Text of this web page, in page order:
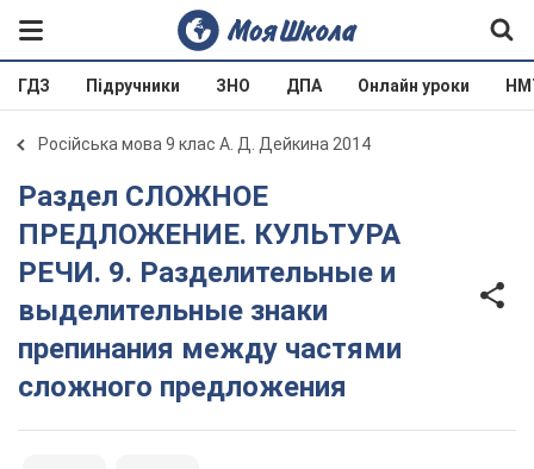
ГДЗ Підручники ЗНО ДПА Онлайн уроки
Російська мова 9 клас А. Д. Дейкина 2014
Раздел СЛОЖНОЕ
ПРЕДЛОЖЕНИЕ. КУЛЬТУРА
РЕЧИ. 9. Разделительные и
выделительные знаки
препинания между частями
сложного предложения